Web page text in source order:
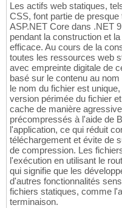
Les actifs web statiques,
CSS, font partie de
ASP.NET Core dans .NET
pendant la construction et
efficace. Au cours de la
toutes les ressources web
avec empreinte digitale de
basé sur le contenu au
le nom du fichier est
version périmée du fichier
cache de manière
précompressés à l'aide de
l'application, ce qui réduit
téléchargement et évite de
de compression. Les
l'exécution en utilisant le
qui signifie que les
d'autres fonctionnalités
fichiers statiques, comme
terminaison.